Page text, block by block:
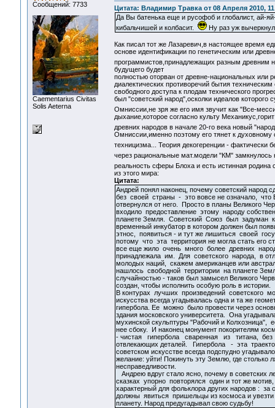
Сообщений: 7733
Сaementarius Civitas
Solis Aeterna
Цитата: Владимир Травка от 08 Апреля 2010,
Да Вы батенька еще и русофоб и глобалист, ай-
кибальчишей и колбасит.
Ну раз уж
Как писал тот же Лазаревич,в настоящее время
основе идентификации по генетическим или
программистов,принадлежащих разным древним
будущего будет
полностью оторван от древне-национальных или
диалектических противоречий бытия
свободного доступа к плодам технического
был "советский народ",осколки идеалов которого
Омниссии,не зря же его имя звучит как "Все-
дыхание,которое согласно культу
древних народов в начале 20-го века новый
Омниссии,именно поэтому его тянет к
техницизма... Теория декогеренции -
через рациональные мат.модели "КМ"
реальность сферы Блоха и есть истинная родина
из этого мира:
Цитата:
Андрей понял наконец, почему советский народ
без своей страны - это вовсе не означало, что
отвернулся от него. Просто в планы Великого
входило предоставление этому народу
планете Земля. Советский Союз был задуман
временный инкубатор в котором должен был
этнос, появиться - и тут же лишиться своей
потому что эта территория не могла стать его
все еще жило очень много более древних
принадлежала им. Для советского народа, в
молодых наций, скажем американцев или
нашлось свободной территории на планете
случайностью - таков был замысел Великого
создан, чтобы исполнить особую роль в истории.
В контурах лучших произведений советского
искусства всегда угадывалась одна и та же
гипербола. Ее можно было провести через
здания московского университета. Она
мухинской скульптуры "Рабочий и Колхозница",
нее сбоку. И наконец монумент покорителям
- чистая гипербола сваренная из титана, без
отвлекающих деталей. Гипербола - эта
советском искусстве всегда подспудно
желание: уйти! Покинуть эту Землю, где столько
несправедливости.
Андрею вдруг стало ясно, почему в советских
сказках упорно повторялся один и тот же
характерный для фольклора других народов : за
должны явиться пришельцы из космоса и увезти
планету. Народ предугадывал свою судьбу!